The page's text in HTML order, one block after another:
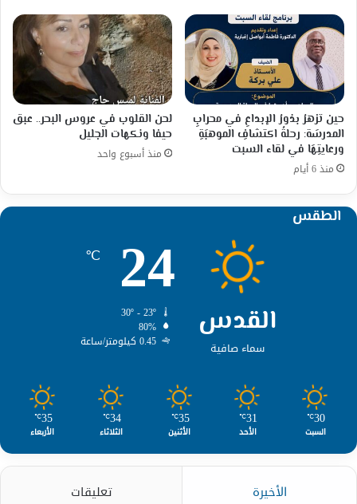
حين تزهرُ بذورُ الإبداعِ في محرابِ
المدرسَة: رحلةُ اكتشافِ الموهبَةِ
ورعايتِهَا في لقاء السبت
منذ 6 أيام
لحن القلوب في عروس البحر.. عبق
حيفا ونكهات الجليل
منذ أسبوع واحد
الطقس
القدس
سماء صافية
24
℃
80%
0.45 كيلومتر/ساعة
30
℃
السبت
31
℃
الأحد
35
℃
الأثنين
34
℃
الثلاثاء
35
℃
الأربعاء
الأخيرة تعليقات